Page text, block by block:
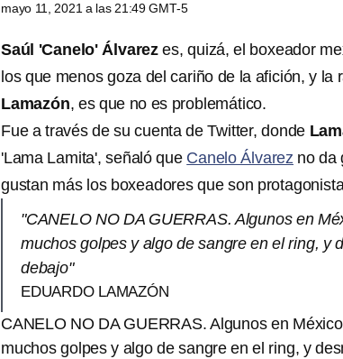
mayo 11, 2021 a las 21:49 GMT-5
Saúl 'Canelo' Álvarez es, quizá, el boxeador
los que menos goza del cariño de la afición, y la
Lamazón, es que no es problemático.
Fue a través de su cuenta de Twitter, donde
'Lama Lamita', señaló que Canelo Álvarez no da
gustan más los boxeadores que son
"CANELO NO DA GUERRAS. Algunos en
muchos golpes y algo de sangre en el ring, y
debajo"
EDUARDO LAMAZÓN
CANELO NO DA GUERRAS. Algunos en
muchos golpes y algo de sangre en el ring, y